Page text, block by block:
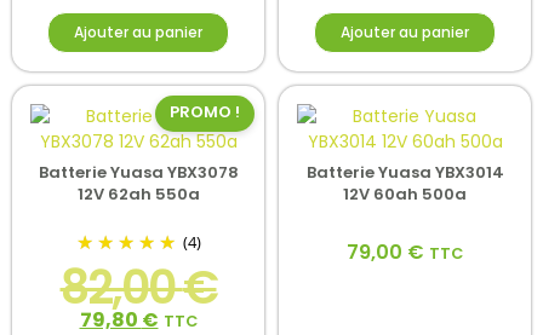
Ajouter au panier Ajouter au panier
PROMO !
Batterie Yuasa YBX3078
12V 62ah 550a
(4)
82,00€
79,80 € TTC
Batterie Yuasa YBX3014
12V 60ah 500a
79,00 € TTC